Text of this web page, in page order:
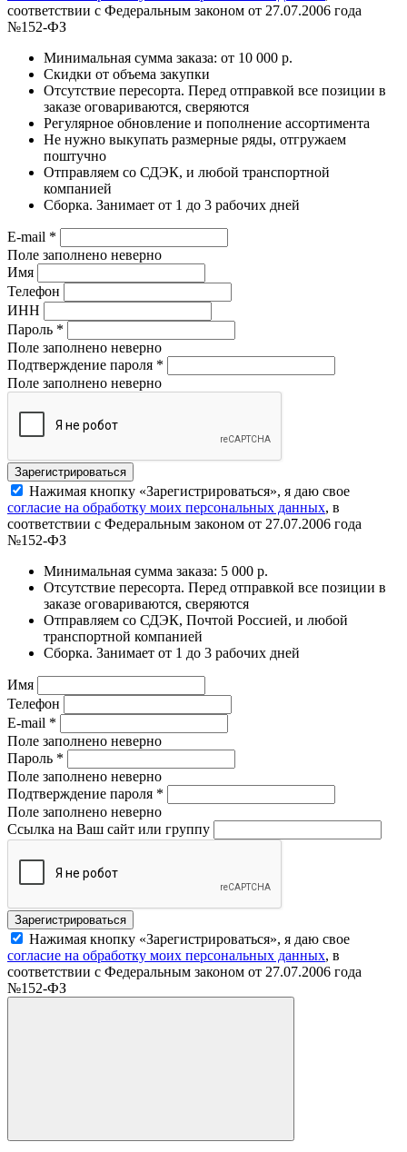
соответствии с Федеральным законом от 27.07.2006 года
№152-ФЗ
Минимальная сумма заказа: от 10 000 р.
Скидки от объема закупки
Отсутствие пересорта. Перед отправкой все позиции в
заказе оговариваются, сверяются
Регулярное обновление и пополнение ассортимента
Не нужно выкупать размерные ряды, отгружаем
поштучно
Отправляем со СДЭК, и любой транспортной
компанией
Сборка. Занимает от 1 до 3 рабочих дней
E-mail *
Поле заполнено неверно
Имя
Телефон
ИНН
Пароль *
Поле заполнено неверно
Подтверждение пароля *
Поле заполнено неверно
Нажимая кнопку «Зарегистрироваться», я даю свое
согласие на обработку моих персональных данных, в
соответствии с Федеральным законом от 27.07.2006 года
№152-ФЗ
Минимальная сумма заказа: 5 000 р.
Отсутствие пересорта. Перед отправкой все позиции в
заказе оговариваются, сверяются
Отправляем со СДЭК, Почтой Россией, и любой
транспортной компанией
Сборка. Занимает от 1 до 3 рабочих дней
Имя
Телефон
E-mail *
Поле заполнено неверно
Пароль *
Поле заполнено неверно
Подтверждение пароля *
Поле заполнено неверно
Ссылка на Ваш сайт или группу
Нажимая кнопку «Зарегистрироваться», я даю свое
согласие на обработку моих персональных данных, в
соответствии с Федеральным законом от 27.07.2006 года
№152-ФЗ